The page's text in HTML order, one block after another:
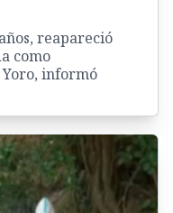
reapareció
como
informó